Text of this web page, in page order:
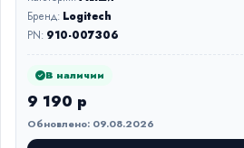
Бренд: Logitech
PN: 910-007306
В наличии
9 190 р
Обновлено: 09.08.2026